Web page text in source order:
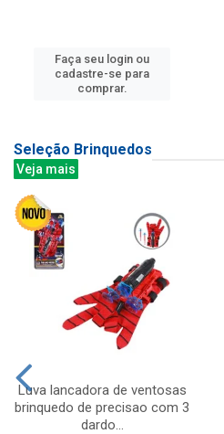
Faça seu login ou
cadastre-se para
comprar.
Seleção Brinquedos
Veja mais
Luva lancadora de ventosas
brinquedo de precisao com 3
dardo...